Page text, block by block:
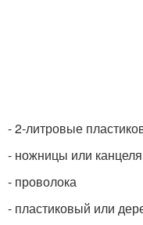
- 2-литровые
- ножницы или
- проволока
- пластиковый или